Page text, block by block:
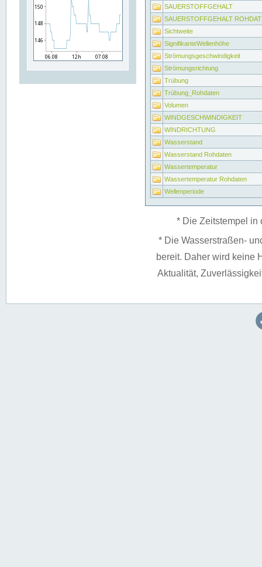
SAUERSTOFFGEHALT
SAUERSTOFFGEHALT
Sichtweite
SignifikanteWellenhöhe
Strömungsgeschwindigkeit
Strömungsrichtung
Trübung
Trübung_Rohdaten
Volumen
WINDGESCHWINDIGKEIT
WINDRICHTUNG
Wasserstand
Wasserstand Rohdaten
Wassertemperatur
Wassertemperatur Rohdaten
Wellenperiode
* Die Zeitstempel in
* Die Wasserstraßen-
bereit. Daher wird keine
Aktualität,